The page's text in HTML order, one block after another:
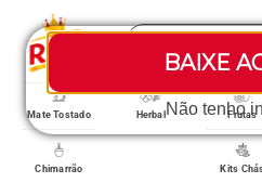
BAIXE
Não tenho
content
Search
Loja/
Mate Tostado Herbal Frutas
Chimarrão Kits